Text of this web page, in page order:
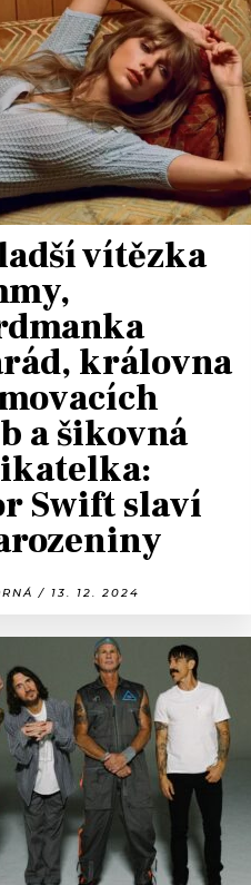
PLAYLIST
JAK NALADIT
vítězka
královna
a šikovná
Swift slaví
/ 13. 12. 2024